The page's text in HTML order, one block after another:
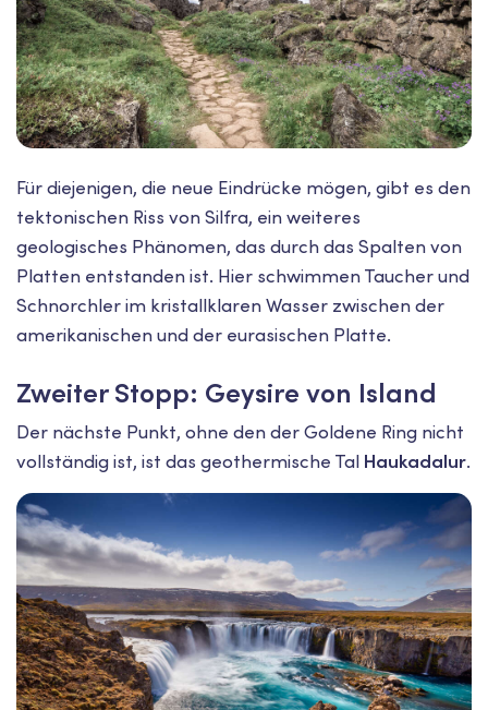
Für diejenigen, die neue Eindrücke mögen, gibt es den
tektonischen Riss von Silfra, ein weiteres
geologisches Phänomen, das durch das Spalten von
Platten entstanden ist. Hier schwimmen Taucher und
Schnorchler im kristallklaren Wasser zwischen der
amerikanischen und der eurasischen Platte.
Zweiter Stopp: Geysire von Island
Der nächste Punkt, ohne den der Goldene Ring nicht
vollständig ist, ist das geothermische Tal Haukadalur.